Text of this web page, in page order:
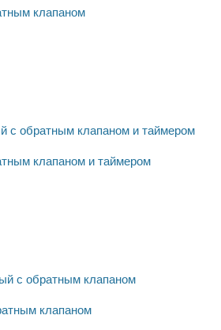
клапаном
клапаном и таймером
клапаном